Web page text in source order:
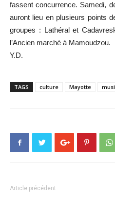
fassent concurrence. Samedi,
auront lieu en plusieurs points
groupes : Lathéral et
l’Ancien marché à Mamoudzou.
Y.D.
TAGS culture Mayotte
Article précédent